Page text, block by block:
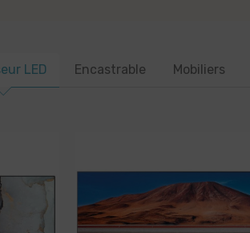
LED Encastrable Mobiliers